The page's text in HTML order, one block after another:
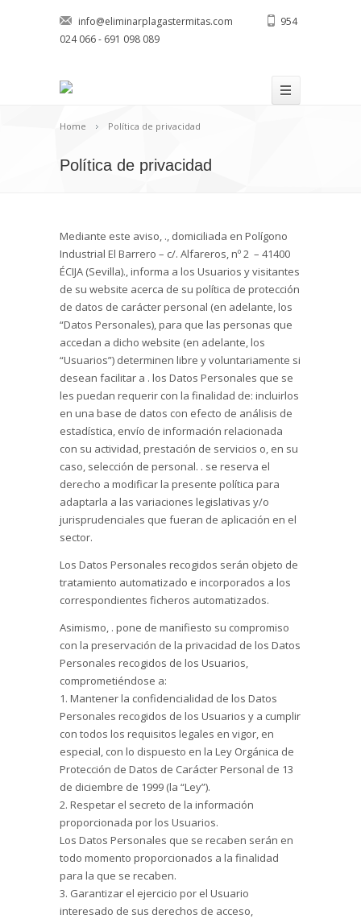
info@eliminarplagastermitas.com
954
024 066 - 691 098 089
Home Política de privacidad
Política de privacidad
Mediante este aviso, ., domiciliada en Polígono
Industrial El Barrero – c/. Alfareros, nº 2 – 41400
ÉCIJA (Sevilla)., informa a los Usuarios y visitantes
de su website acerca de su política de protección
de datos de carácter personal (en adelante, los
“Datos Personales), para que las personas que
accedan a dicho website (en adelante, los
“Usuarios”) determinen libre y voluntariamente si
desean facilitar a . los Datos Personales que se
les puedan requerir con la finalidad de: incluirlos
en una base de datos con efecto de análisis de
estadística, envío de información relacionada
con su actividad, prestación de servicios o, en su
caso, selección de personal. . se reserva el
derecho a modificar la presente política para
adaptarla a las variaciones legislativas y/o
jurisprudenciales que fueran de aplicación en el
sector.
Los Datos Personales recogidos serán objeto de
tratamiento automatizado e incorporados a los
correspondientes ficheros automatizados.
Asimismo, . pone de manifiesto su compromiso
con la preservación de la privacidad de los Datos
Personales recogidos de los Usuarios,
comprometiéndose a:
1. Mantener la confidencialidad de los Datos
Personales recogidos de los Usuarios y a cumplir
con todos los requisitos legales en vigor, en
especial, con lo dispuesto en la Ley Orgánica de
Protección de Datos de Carácter Personal de 13
de diciembre de 1999 (la “Ley”).
2. Respetar el secreto de la información
proporcionada por los Usuarios.
Los Datos Personales que se recaben serán en
todo momento proporcionados a la finalidad
para la que se recaben.
3. Garantizar el ejercicio por el Usuario
interesado de sus derechos de acceso,